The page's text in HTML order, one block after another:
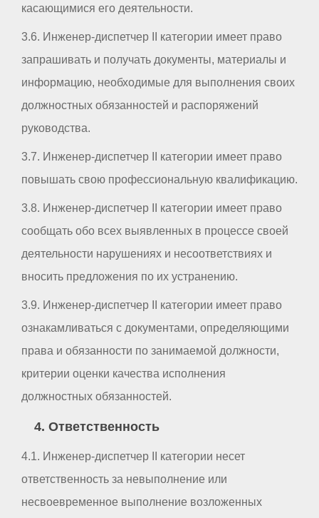
касающимися его деятельности.
3.6. Инженер-диспетчер II категории имеет право
запрашивать и получать документы, материалы и
информацию, необходимые для выполнения своих
должностных обязанностей и распоряжений
руководства.
3.7. Инженер-диспетчер II категории имеет право
повышать свою профессиональную квалификацию.
3.8. Инженер-диспетчер II категории имеет право
сообщать обо всех выявленных в процессе своей
деятельности нарушениях и несоответствиях и
вносить предложения по их устранению.
3.9. Инженер-диспетчер II категории имеет право
ознакамливаться с документами, определяющими
права и обязанности по занимаемой должности,
критерии оценки качества исполнения
должностных обязанностей.
4. Ответственность
4.1. Инженер-диспетчер II категории несет
ответственность за невыполнение или
несвоевременное выполнение возложенных